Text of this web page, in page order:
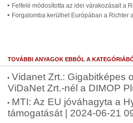
Felfelé módosította az idei várakozásait a
Forgalomba kerülhet Európában a Richter
TOVÁBBI ANYAGOK EBBŐL A
Vidanet Zrt.: Gigabitképes
ViDaNet Zrt.-nél a DIMOP
MTI: Az EU jóváhagyta a
támogatását | 2024-06-21